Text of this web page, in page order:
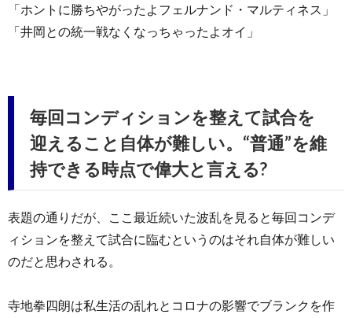
「ホントに勝ちやがったよフェルナンド・マルティネス」
「井岡との統一戦なくなっちゃったよオイ」
毎回コンディションを整えて試合を
迎えること自体が難しい。“普通”を維
持できる時点で偉大と言える?
表題の通りだが、ここ最近続いた波乱を見ると毎回コンデ
ィションを整えて試合に臨むというのはそれ自体が難しい
のだと思わされる。
寺地拳四朗は私生活の乱れとコロナの影響でブランクを作